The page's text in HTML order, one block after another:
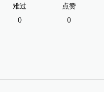
难过
0
点赞
0